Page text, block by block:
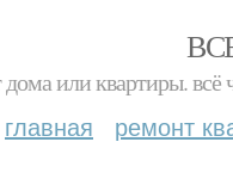
дома или квартиры.
главная ремонт